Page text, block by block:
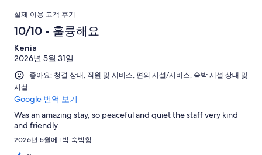
후
기
406
후
중
48
개
개
이
후
기
중
19
개
479
개
이
용
후
중
개
별
로
요.
479
개
이
용
후
기
중
이
용
후
기
실제 이용 고객 후기
10/10 - 훌륭해요
Kenia
2026년 5월 31일
좋아요: 청결 상태, 직원 및 서비스, 편의 시설/서비스, 숙박 시설 상태 및
시설
Google 번역 보기
Was an amazing stay, so peaceful and quiet the staff very kind
and friendly
2026년 5월에 1박 숙박함